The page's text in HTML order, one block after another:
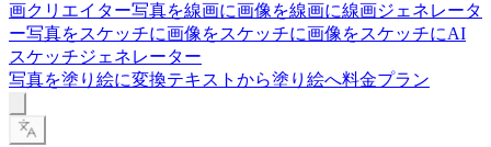
画クリエイター写真を線画に画像を線画に線画ジェネレータ
ー写真をスケッチに画像をスケッチに画像をスケッチにAI
スケッチジェネレーター
写真を塗り絵に変換テキストから塗り絵へ料金プラン